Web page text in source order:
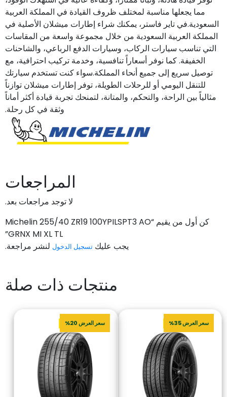
مما يجعلها مناسبة لمختلف ظروف القيادة في المملكة العربية
السعودية.في تاير فاستر، يمكنك شراء إطارات ميشلان الأصلية في
المملكة العربية السعودية من خلال مجموعة واسعة من المقاسات
التي تناسب سيارات الركاب، وسيارات الدفع الرباعي، والشاحنات
الخفيفة. كما نوفر أسعاراً تنافسية، وخدمة تركيب احترافية، مع
توصيل سريع إلى جميع أنحاء المملكة.سواء كنت تستخدم سيارتك
للتنقل اليومي أو للرحلات الطويلة، توفر إطارات ميشلان توازناً
مثالياً بين الراحة، والتحكم، والمتانة، لتمنحك تجربة قيادة أكثر أماناً
وثقة في كل رحلة.
المراجعات
لا توجد مراجعات بعد.
كن أول من يقيم “Michelin 255/40 ZR19 100YPILSPT3 AO
GRNX MI XL TL”
يجب عليك تسجيل الدخول لنشر مراجعة.
منتجات ذات صلة
سعر العرض 35% سعر العرض 20%